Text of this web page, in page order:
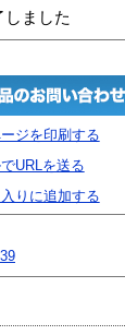
ました
ジを印刷する
URLを送る
りに追加する